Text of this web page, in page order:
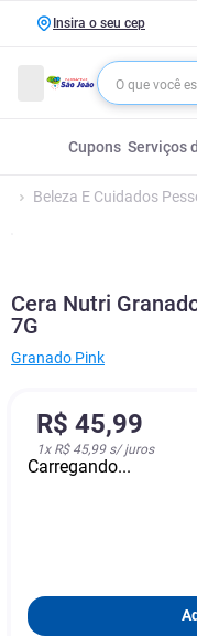
Insira o seu cep
Cupons Serviços
Beleza E Cuidados
Cera Nutri
7G
Granado Pink
R$ 45,99
1x R$ 45,99s/ juros
Carregando...